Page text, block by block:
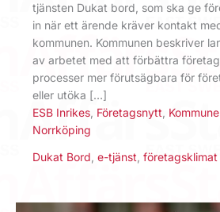
tjänsten Dukat bord, som ska ge
in när ett ärende kräver kontakt
kommunen. Kommunen beskriver
av arbetet med att förbättra
processer mer förutsägbara för
eller utöka […]
ESB Inrikes Företagsnytt
Norrköping
Dukat Bord e-tjänst företagsklimat